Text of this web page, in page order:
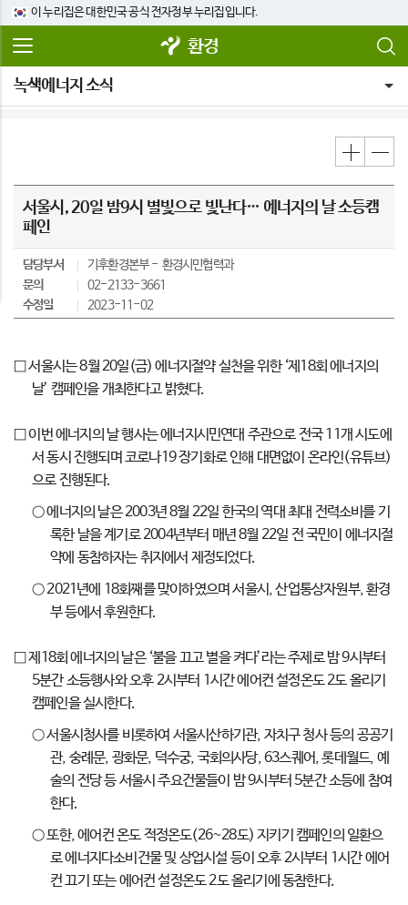
이 누리집은 대한민국 공식 전자정부 누리집입니다.
환경
녹색에너지 소식
서울시, 20일 밤9시 별빛으로 빛난다… 에너지의 날 소등캠
페인
담당부서 기후환경본부
환경시민협력과
문의
02-2133-3661
수정일
2023-11-02
□ 서울시는 8월 20일(금) 에너지절약 실천을 위한 ‘제18회 에너지의
날’ 캠페인을 개최한다고 밝혔다.
□ 이번 에너지의 날 행사는 에너지시민연대 주관으로 전국 11개 시도에
서 동시 진행되며 코로나19 장기화로 인해 대면없이 온라인(유튜브)
으로 진행된다.
○ 에너지의 날은 2003년 8월 22일 한국의 역대 최대 전력소비를 기
록한 날을 계기로 2004년부터 매년 8월 22일 전 국민이 에너지절
약에 동참하자는 취지에서 제정되었다.
○ 2021년에 18회째를 맞이하였으며 서울시, 산업통상자원부, 환경
부 등에서 후원한다.
□ 제18회 에너지의 날은 ‘불을 끄고 별을 켜다’라는 주제로 밤 9시부터
5분간 소등행사와 오후 2시부터 1시간 에어컨 설정온도 2도 올리기
캠페인을 실시한다.
○ 서울시청사를 비롯하여 서울시산하기관, 자치구 청사 등의 공공기
관, 숭례문, 광화문, 덕수궁, 국회의사당, 63스퀘어, 롯데월드, 예
술의 전당 등 서울시 주요건물들이 밤 9시부터 5분간 소등에 참여
한다.
○ 또한, 에어컨 온도 적정온도(26~28도) 지키기 캠페인의 일환으
로 에너지다소비건물 및 상업시설 등이 오후 2시부터 1시간 에어
컨 끄기 또는 에어컨 설정온도 2도 올리기에 동참한다.